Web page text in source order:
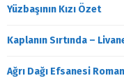
Yüzbaşının Kızı Özet
Kaplanın Sırtında –
Ağrı Dağı Efsanesi